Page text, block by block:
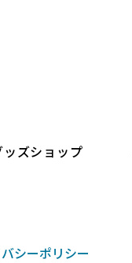
ッズショップ
シーポリシー